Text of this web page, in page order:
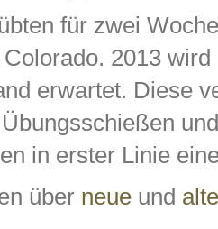
für zwei
2013
erwartet. Diese
in erster Linie
über neue und alte